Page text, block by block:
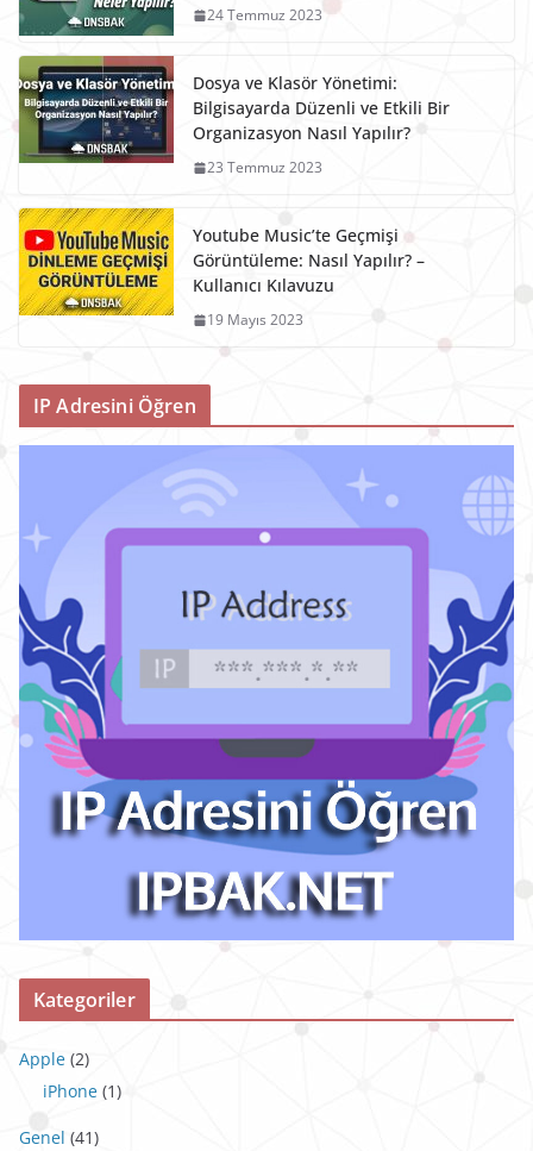
24 Temmuz 2023
Dosya ve Klasör Yönetimi:
Bilgisayarda Düzenli ve Etkili Bir
Organizasyon Nasıl Yapılır?
23 Temmuz 2023
Youtube Music’te Geçmişi
Görüntüleme: Nasıl Yapılır? –
Kullanıcı Kılavuzu
19 Mayıs 2023
IP Adresini Öğren
Kategoriler
Apple (2)
iPhone (1)
Genel (41)